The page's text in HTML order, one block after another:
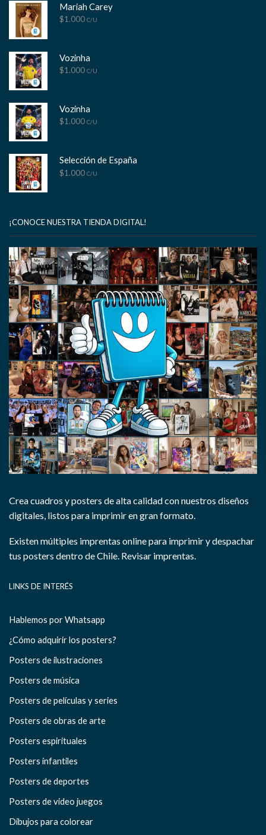
Mariah Carey
$1.000 C/U
Vozinha
$1.000 C/U
Vozinha
$1.000 C/U
Selección de España
$1.000 C/U
¡CONOCE NUESTRA TIENDA DIGITAL!
Crea cuadros y posters de alta calidad con nuestros diseños
digitales, listos para imprimir en gran formato.
Existen múltiples imprentas online para imprimir y despachar
tus posters dentro de Chile. Revisar imprentas.
LINKS DE INTERÉS
Hablemos por Whatsapp
¿Cómo adquirir los posters?
Posters de ilustraciones
Posters de música
Posters de películas y series
Posters de obras de arte
Posters espirituales
Posters infantiles
Posters de deportes
Posters de video juegos
Dibujos para colorear